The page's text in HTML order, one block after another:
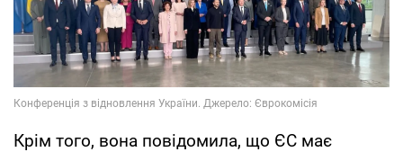
Крім того, вона повідомила, що ЄС має